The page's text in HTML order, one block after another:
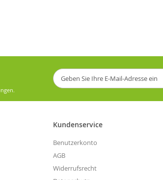
.
Melden
Sie
sich
für
an:
Kundenservice
Benutzerkonto
AGB
Widerrufsrecht